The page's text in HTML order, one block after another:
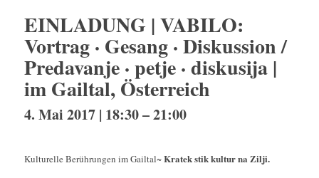
EINLADUNG | VABILO:
Vortrag · Gesang · Diskussion /
Predavanje · petje · diskusija |
im Gailtal, Österreich
4. Mai 2017 | 18:30–21:00
Kulturelle Berührungen im Gailtal~Kratek stik kultur na Zilji.